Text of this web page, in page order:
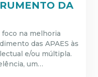
DA
foco na melhoria
das APAES às
e/ou múltipla.
um…